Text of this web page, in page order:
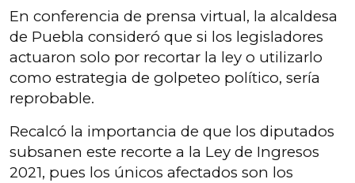
En conferencia de prensa virtual, la alcaldesa
de Puebla consideró que si los legisladores
actuaron solo por recortar la ley o utilizarlo
como estrategia de golpeteo político, sería
reprobable.
Recalcó la importancia de que los diputados
subsanen este recorte a la Ley de Ingresos
2021, pues los únicos afectados son los